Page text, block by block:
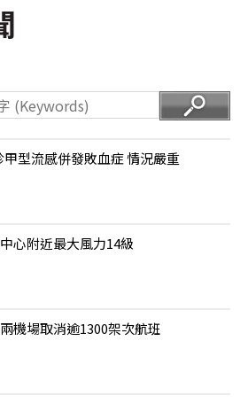
型流感併發敗血症 情況嚴重
心附近最大風力14級
機場取消逾1300架次航班